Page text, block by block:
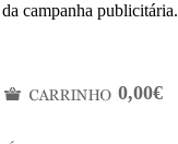
campanha publicitária.
0,00€